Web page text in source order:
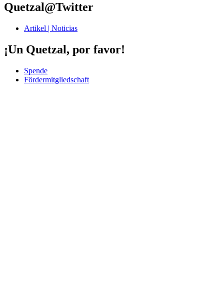
Quetzal@Twitter
Artikel | Noticias
¡Un Quetzal, por favor!
Spende
Fördermitgliedschaft